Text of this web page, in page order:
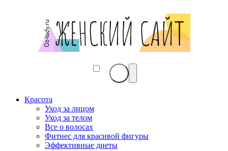
Красота
Уход за лицом
Уход за телом
Все о волосах
Фитнес для красивой фигуры
Эффективные диеты